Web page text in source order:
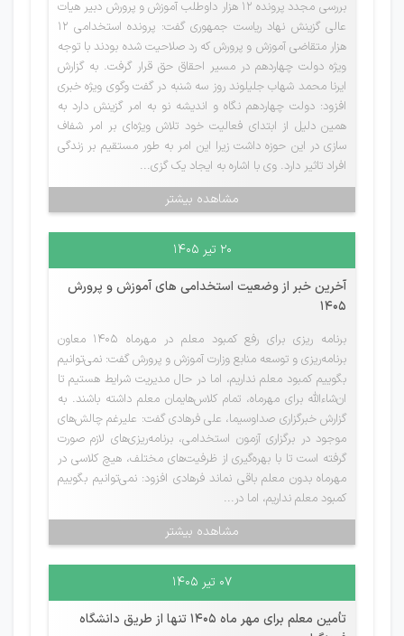
بررسی مجدد پرونده ۱۲ هزار داوطلب آموزش و پرورش دبیر هیات
عالی گزینش نهاد ریاست جمهوری گفت: پرونده استخدامی ۱۲
هزار متقاضی آموزش و پرورش که رد صلاحیت شده بودند با توجه
ویژه دولت چهاردهم در مسیر احقاق حق قرار گرفت. به گزارش
ایرنا محمد شهاب جلیلوند روز سه شنبه در گفت وگوی ویژه خبری
افزود: دولت چهاردهم نگاه و اندیشه‌ نو به امر گزینش دارد به
همین دلیل از ابتدای فعالیت خود تلاش ویژه‌ای بر امر شفاف
سازی در این حوزه داشت زیرا این امر به طور مستقیم بر زندگی
افراد تاثیر دارد. وی با اشاره به ایجاد یک گزی...
مشاهده بیشتر
۲۰ تیر ۱۴۰۵
آخرین خبر از وضعیت استخدامی های آموزش و پرورش
1405
برنامه ریزی برای رفع کمبود معلم در مهرماه 1405 معاون
برنامه‌ریزی و توسعه منابع وزارت آموزش و پرورش گفت: نمی‌توانیم
بگوییم کمبود معلم نداریم، اما در حال مدیریت شرایط هستیم تا
ان‌شاءالله برای مهرماه، تمام کلاس‌هایمان معلم داشته باشند. به
گزارش خبرگزاری صداوسیما، علی فرهادی گفت‌: علیرغم چالش‌های
موجود در برگزاری آزمون استخدامی، برنامه‌ریزی‌های لازم صورت
گرفته است تا با بهره‌گیری از ظرفیت‌های مختلف، هیچ کلاسی در
مهرماه بدون معلم باقی نماند فرهادی افزود: نمی‌توانیم بگوییم
کمبود معلم نداریم، اما در...
مشاهده بیشتر
۰۷ تیر ۱۴۰۵
تأمین معلم برای مهر ماه 1405 تنها از طریق دانشگاه